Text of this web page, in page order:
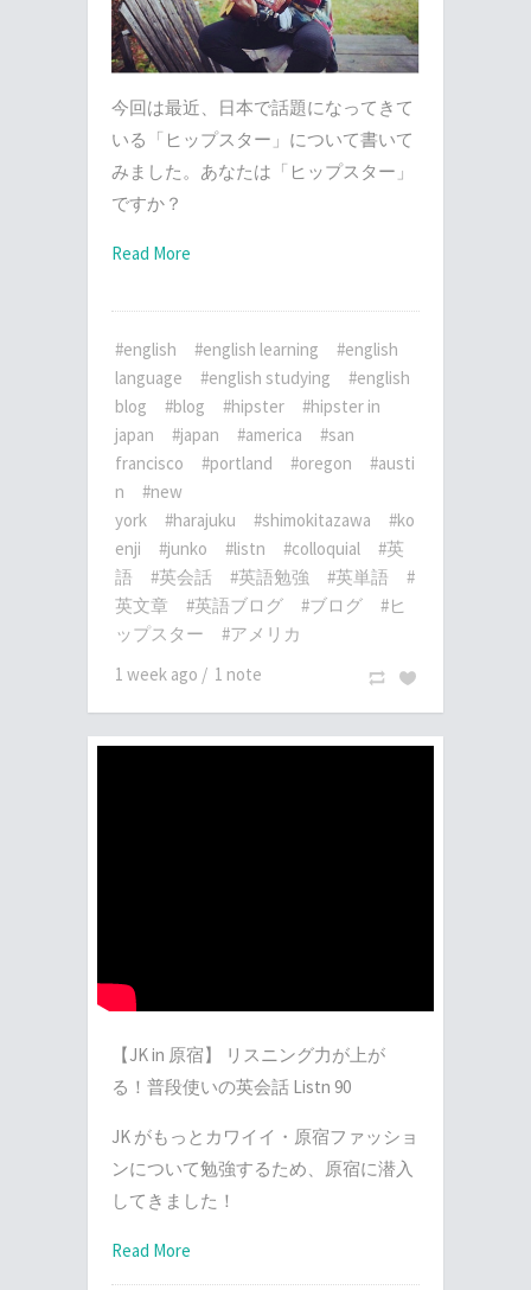
今回は最近、日本で話題になってきて
いる「ヒップスター」について書いて
みました。あなたは「ヒップスター」
ですか？
Read More
#english #english learning
#english
language
#english studying
#english
blog
#blog #hipster
#hipster in
japan
#japan #america
#san
francisco
#portland #oregon
#austi
n
#new
york
#harajuku #shimokitazawa
#ko
enji
#junko #listn #colloquial
#英
語
#英会話 #英語勉強 #英単語
#
英文章
#英語ブログ #ブログ
#ヒ
ップスター
#アメリカ
1 week ago / 1 note
【JK in 原宿】 リスニング力が上が
る！普段使いの英会話 Listn 90
JK がもっとカワイイ・原宿ファッショ
ンについて勉強するため、原宿に潜入
してきました！
Read More